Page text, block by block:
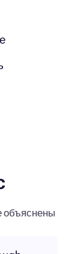
объяснены